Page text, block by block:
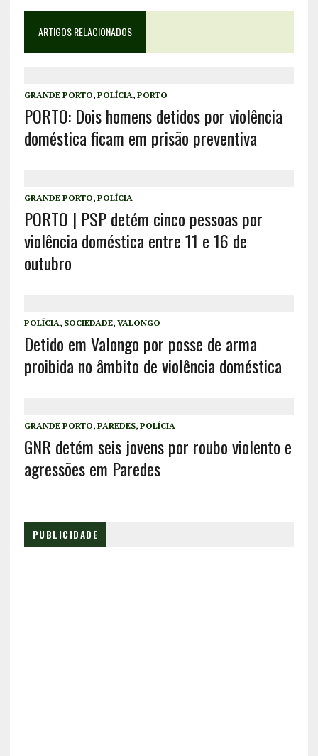
ARTIGOS RELACIONADOS
GRANDE PORTO, POLÍCIA, PORTO
PORTO: Dois homens detidos por violência
doméstica ficam em prisão preventiva
GRANDE PORTO, POLÍCIA
PORTO | PSP detém cinco pessoas por
violência doméstica entre 11 e 16 de
outubro
POLÍCIA, SOCIEDADE, VALONGO
Detido em Valongo por posse de arma
proibida no âmbito de violência doméstica
GRANDE PORTO, PAREDES, POLÍCIA
GNR detém seis jovens por roubo violento e
agressões em Paredes
PUBLICIDADE